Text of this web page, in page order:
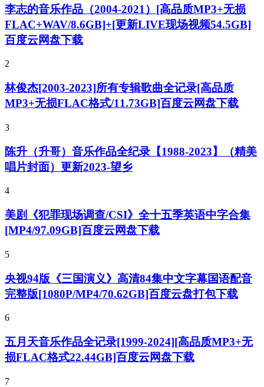
李志的音乐作品（2004-2021）[高品质MP3+无损
FLAC+WAV/8.6GB]+[更新LIVE现场视频54.5GB]
百度云网盘下载
2
林俊杰[2003-2023]所有专辑歌曲全记录[高品质
MP3+无损FLAC格式/11.73GB]百度云网盘下载
3
陈升（升哥）音乐作品全纪录【1988-2023】（精美
唱片封面）更新2023-望乡
4
美剧《犯罪现场调查/CSI》全十五季英语中字合集
[MP4/97.09GB]百度云网盘下载
5
央视94版《三国演义》高清84集中文字幕国语配音
完整版[1080P/MP4/70.62GB]百度云盘打包下载
6
五月天音乐作品全记录[1999-2024][高品质MP3+无
损FLAC格式22.44GB]百度云网盘下载
7